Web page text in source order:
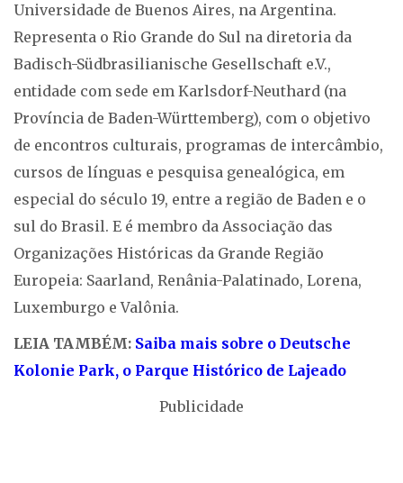
Universidade de Buenos Aires, na Argentina.
Representa o Rio Grande do Sul na diretoria da
Badisch-Südbrasilianische Gesellschaft e.V.,
entidade com sede em Karlsdorf-Neuthard (na
Província de Baden-Württemberg), com o objetivo
de encontros culturais, programas de intercâmbio,
cursos de línguas e pesquisa genealógica, em
especial do século 19, entre a região de Baden e o
sul do Brasil. E é membro da Associação das
Organizações Históricas da Grande Região
Europeia: Saarland, Renânia-Palatinado, Lorena,
Luxemburgo e Valônia.
LEIA TAMBÉM: Saiba mais sobre o Deutsche
Kolonie Park, o Parque Histórico de Lajeado
Publicidade